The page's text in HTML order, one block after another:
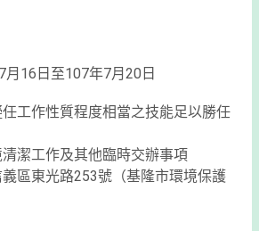
16日至107年7月20日
工作性質程度相當之技能足以勝任
潔工作及其他臨時交辦事項
區東光路253號（基隆市環境保護